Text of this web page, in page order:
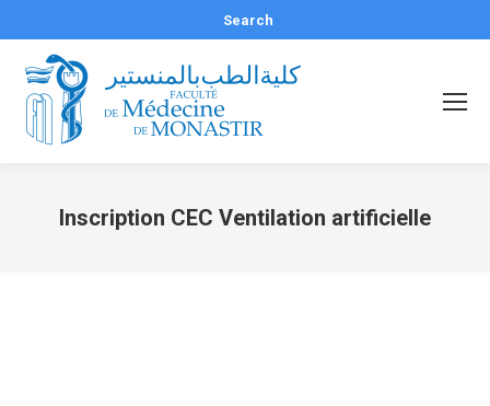
Recherche
:
Search
Inscription CEC Ventilation artificielle